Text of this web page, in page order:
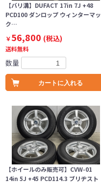
【バリ溝】DUFACT 17in 7J +48
PCD100 ダンロップ ウィンターマッ
ク…
￥56,800 (税込)
送料無料
数量
カートに入れる
【ホイールのみ販売可】CVW-01
14in 5J +45 PCD114.3 ブリヂスト